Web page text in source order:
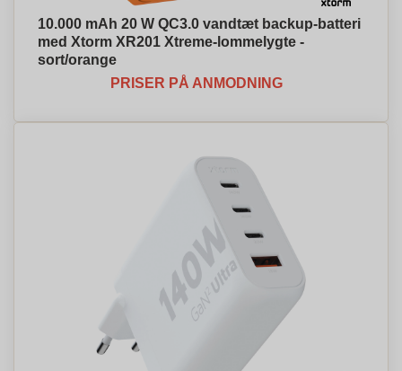
10.000 mAh 20 W QC3.0 vandtæt backup-batteri
med Xtorm XR201 Xtreme-lommelygte -
sort/orange
PRISER PÅ ANMODNING